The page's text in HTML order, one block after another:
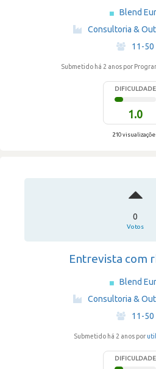
Blend
·
Consultoria &
·
11-50
Submetido há 2 anos por
DIFICULDADE
1.0
210
0
Votos
Entrevista com
Blend
·
Consultoria &
·
11-50
Submetido há 2 anos por
DIFICULDADE